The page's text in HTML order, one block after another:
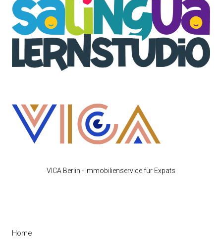
VICA Berlin - Immobilienservice für Expats
Home